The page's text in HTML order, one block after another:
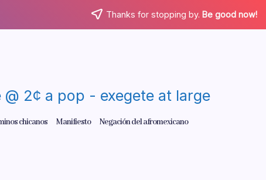
Thanks for stopping by. Be good now!
2¢ a pop - exegete at large
chicanos Manifiesto Negación del afromexicano